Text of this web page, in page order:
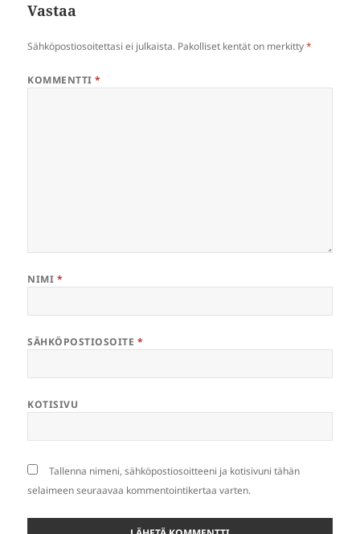
Vastaa
Sähköpostiosoitettasi ei julkaista. Pakolliset kentät on merkitty*
KOMMENTTI*
NIMI *
SÄHKÖPOSTIOSOITE *
KOTISIVU
Tallenna nimeni, sähköpostiosoitteeni ja kotisivuni tähän
selaimeen seuraavaa kommentointikertaa varten.